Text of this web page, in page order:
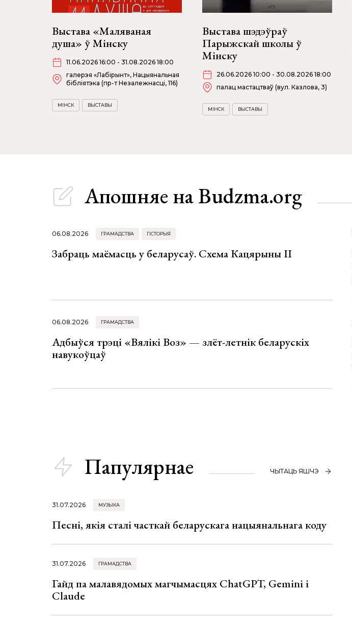
Выстава «Маляваная
душа» ў Мінску
11.06.2026 16:00 - 31.08.2026 18:00
галерэя «Лабірынт», Нацыянальная
бібліятэка (пр-т Незалежнасці, 116)
МІНСК ВЫСТАВЫ
Выстава шэдэўраў
Парыжскай школы ў
Мінску
26.06.2026 10:00 - 30.08.2026 18:00
палац мастацтваў (вул. Казлова, 3)
МІНСК ВЫСТАВЫ
Апошняе на Budzma.org
06.08.2026 ГРАМАДСТВА ГІСТОРЫЯ
Забраць маёмасць у беларусаў. Схема Кацярыны ІІ
06.08.2026 ГРАМАДСТВА
Адбыўся трэці «Вялікі Воз» — злёт-летнік беларускіх
навукоўцаў
Папулярнае ЧЫТАЦЬ ЯШЧЭ
31.07.2026 МУЗЫКА
Песні, якія сталі часткай беларускага нацыянальнага коду
31.07.2026 ГРАМАДСТВА
Гайд па малавядомых магчымасцях ChatGPT, Gemini і
Claude